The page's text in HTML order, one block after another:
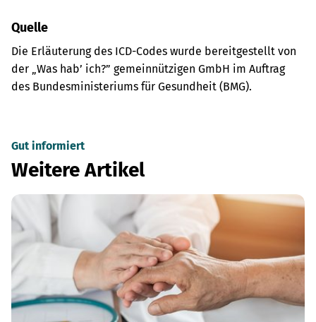
Quelle
Die Erläuterung des ICD-Codes wurde bereitgestellt von
der „Was hab’ ich?” gemeinnützigen GmbH im Auftrag
des Bundesministeriums für Gesundheit (BMG).
Gut informiert
Weitere Artikel